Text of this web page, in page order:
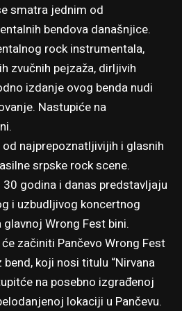
smatra jednim od
bendova današnjice.
rock instrumentala,
zvučnih pejzaža, dirljivih
izdanje ovog benda nudi
Nastupiće na
najprepoznatljivijih i glasnih
srpske rock scene.
godina i danas predstavljaju
i uzbudljivog koncertnog
Wrong Fest bini.
začiniti Pančevo Wrong Fest
koji nosi titulu “Nirvana
na posebno izgrađenoj
lokaciji u Pančevu.